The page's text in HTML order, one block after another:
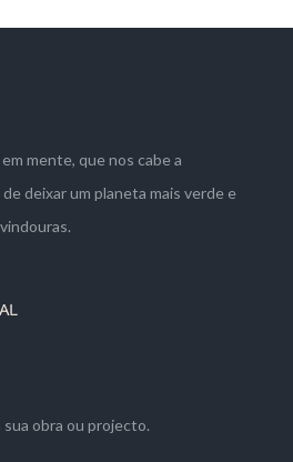
mente, que nos cabe a
deixar um planeta mais verde e
obra ou projecto.